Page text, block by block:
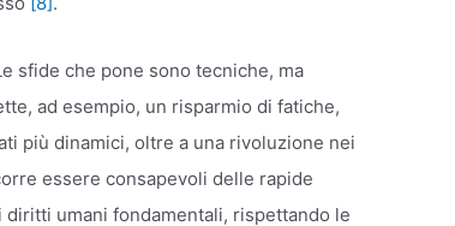
sfide che pone sono tecniche, ma
ad esempio, un risparmio di fatiche,
più dinamici, oltre a una rivoluzione nei
essere consapevoli delle rapide
umani fondamentali, rispettando le